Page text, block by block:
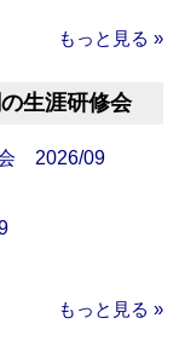
もっと見る »
生涯研修会
2026/09
もっと見る »